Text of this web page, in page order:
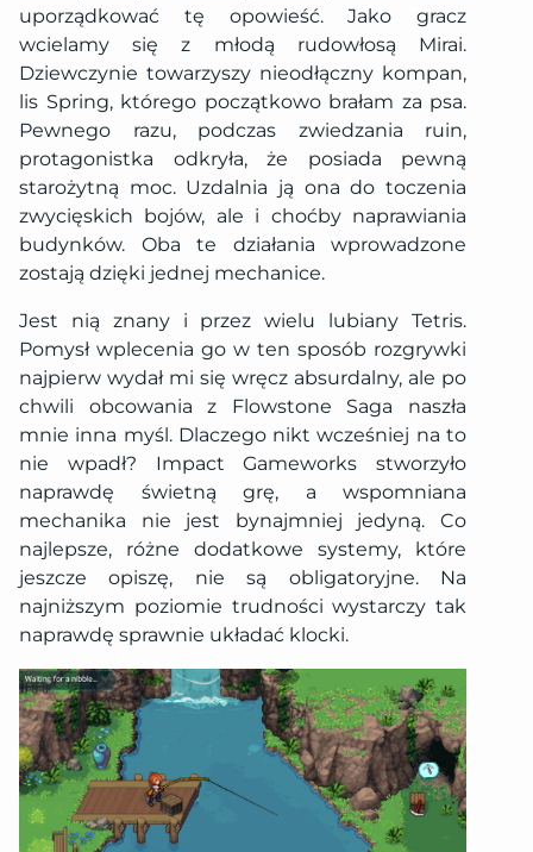
uporządkować tę opowieść. Jako gracz
wcielamy się z młodą rudowłosą Mirai.
Dziewczynie towarzyszy nieodłączny kompan,
lis Spring, którego początkowo brałam za psa.
Pewnego razu, podczas zwiedzania ruin,
protagonistka odkryła, że posiada pewną
starożytną moc. Uzdalnia ją ona do toczenia
zwycięskich bojów, ale i choćby naprawiania
budynków. Oba te działania wprowadzone
zostają dzięki jednej mechanice.
Jest nią znany i przez wielu lubiany Tetris.
Pomysł wplecenia go w ten sposób rozgrywki
najpierw wydał mi się wręcz absurdalny, ale po
chwili obcowania z Flowstone Saga naszła
mnie inna myśl. Dlaczego nikt wcześniej na to
nie wpadł? Impact Gameworks stworzyło
naprawdę świetną grę, a wspomniana
mechanika nie jest bynajmniej jedyną. Co
najlepsze, różne dodatkowe systemy, które
jeszcze opiszę, nie są obligatoryjne. Na
najniższym poziomie trudności wystarczy tak
naprawdę sprawnie układać klocki.